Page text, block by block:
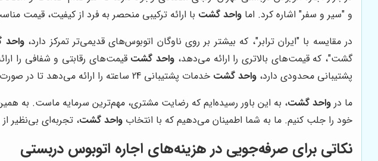
و "سیر و سفر" اشاره کرد. اما واحد گشت با ارائه ترکیبی منحصر به فرد از کیفیت، قیمت
در مقایسه با "ایران ترابر"، که بیشتر بر روی ناوگان اتوبوس‌های قدیمی‌تر تمرکز دارد،
گشت"، که قیمت‌های بالاتری را ارائه می‌دهد، واحد گشت قیمت‌های رقابتی و شفافی را
پشتیبانی محدودی دارد، واحد گشت خدمات پشتیبانی 24 ساعته را ارائه می‌دهد تا در صورت بروز هرگونه مشکل، مشتریان بتوانند به راحتی با آن‌ها تماس بگیرند و راهنمایی دریافت کنند.
ما در واحد گشت، به این باور رسیده‌ایم که رضایت مشتری، مهم‌ترین سرمایه ماست. به
خود را جلب کنیم. ما به شما اطمینان می‌دهیم که با انتخاب واحد گشت، تجربه‌ای بی‌نظیر
نکاتی برای صرفه‌جویی در هزینه‌های اجاره اتوبوس دربستی